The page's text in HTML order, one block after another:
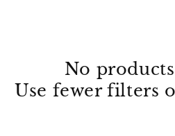
No
Use fewer filters